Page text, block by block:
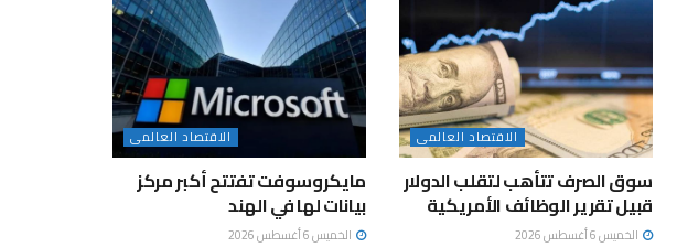
الاقتصاد العالمى
سوق الصرف تتأهب لتقلب الدولار
قبيل تقرير الوظائف الأمريكية
الخميس 6 أغسطس 2026
الاقتصاد العالمى
مايكروسوفت تفتتح أكبر مركز
بيانات لها في الهند
الخميس 6 أغسطس 2026